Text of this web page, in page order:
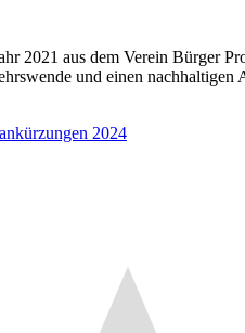
2021 aus dem Verein Bürger
und einen
2024